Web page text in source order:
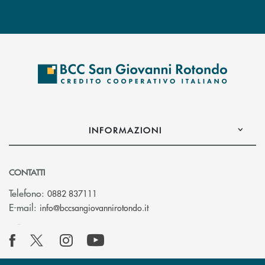
INFORMAZIONI
CONTATTI
Telefono: 0882 837111
E-mail: info@bccsangiovannirotondo.it(si apre l’app di posta